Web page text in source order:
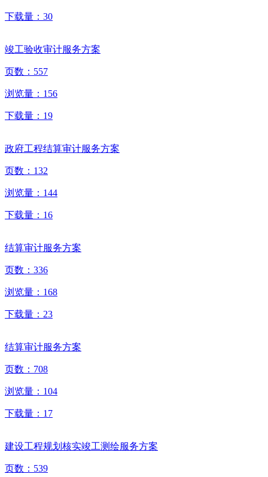
下载量： 30
竣工验收审计服务方案
页数： 557
浏览量： 156
下载量： 19
政府工程结算审计服务方案
页数： 132
浏览量： 144
下载量： 16
结算审计服务方案
页数： 336
浏览量： 168
下载量： 23
结算审计服务方案
页数： 708
浏览量： 104
下载量： 17
建设工程规划核实竣工测绘服务方案
页数： 539